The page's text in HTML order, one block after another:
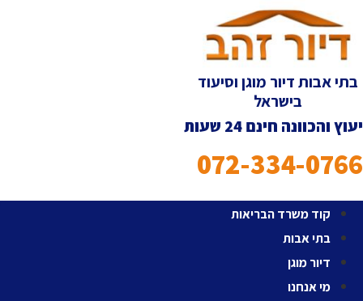
לתוכן
בתי אבות דיור מוגן וסיעוד
בישראל
יעוץ והכוונה חינם 24 שעות
072-334-0766
קוד משרד הבריאות
בתי אבות
דיור מוגן
מי אנחנו